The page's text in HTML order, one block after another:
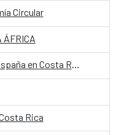
Circular
ÁFRICA
Agosto en el Centro Cultural de España en Costa Rica
Rica